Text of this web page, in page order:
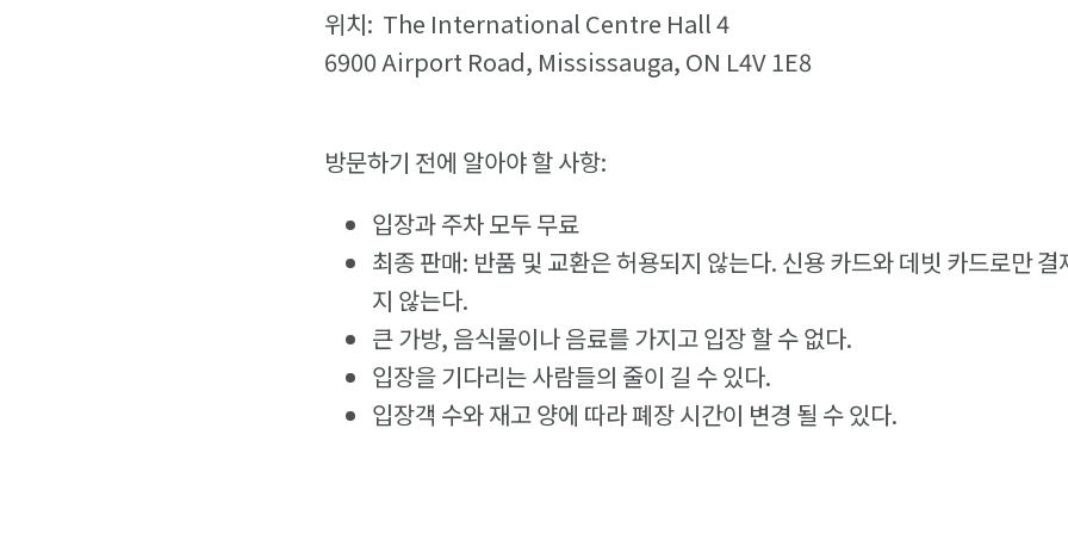
위치: The International Centre Hall 4
6900 Airport Road, Mississauga, ON L4V 1E8
방문하기 전에 알아야 할 사항:
입장과 주차 모두 무료
최종 판매: 반품 및 교환은 허용되지 않는다. 신용 카드와 데빗 카드로만
지 않는다.
큰 가방, 음식물이나 음료를 가지고 입장 할 수 없다.
입장을 기다리는 사람들의 줄이 길 수 있다.
입장객 수와 재고 양에 따라 폐장 시간이 변경 될 수 있다.